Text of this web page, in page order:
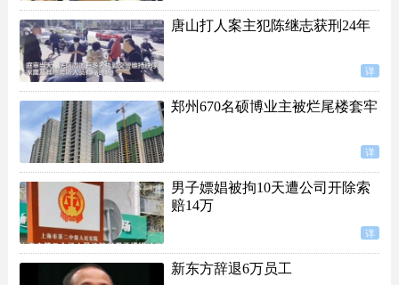
唐山打人案主犯陈继志获刑24年
详
郑州670名硕博业主被烂尾楼套牢
详
男子嫖娼被拘10天遭公司开除索
赔14万
详
新东方辞退6万员工